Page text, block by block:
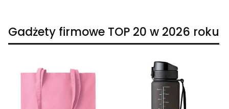
Gadżety firmowe TOP 20 w 2026 roku